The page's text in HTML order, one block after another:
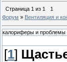
Страница 1 из 1
1
Форум » Вентиляция и
калориферы и проблемы
[1]